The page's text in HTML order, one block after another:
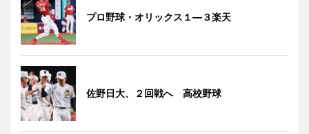
プロ野球・オリックス１―３楽天
佐野日大、２回戦へ 高校野球